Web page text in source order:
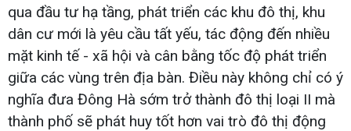
qua đầu tư hạ tầng, phát triển các khu đô thị, khu
dân cư mới là yêu cầu tất yếu, tác động đến nhiều
mặt kinh tế - xã hội và cân bằng tốc độ phát triển
giữa các vùng trên địa bàn. Điều này không chỉ có ý
nghĩa đưa Đông Hà sớm trở thành đô thị loại II mà
thành phố sẽ phát huy tốt hơn vai trò đô thị động